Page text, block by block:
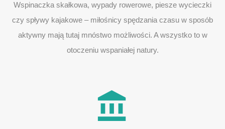
Wspinaczka skałkowa, wypady rowerowe, piesze wycieczki
czy spływy kajakowe – miłośnicy spędzania czasu w sposób
aktywny mają tutaj mnóstwo możliwości. A wszystko to w
otoczeniu wspaniałej natury.